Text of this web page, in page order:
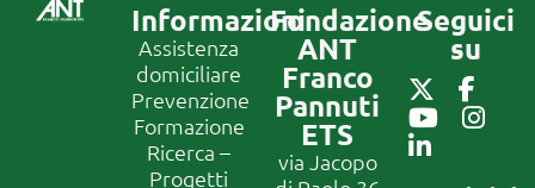
Informazioni
Assistenza
domiciliare
Prevenzione
Formazione
Ricerca –
Progetti
Fondazione
ANT
Franco
Pannuti
ETS
via Jacopo
Seguici
su